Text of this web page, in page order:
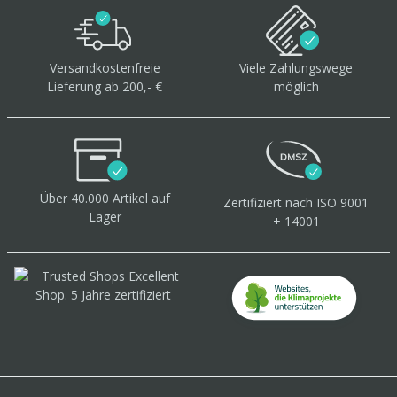
Versandkostenfreie
Lieferung ab 200,- €
Viele Zahlungswege
möglich
Über 40.000 Artikel auf
Lager
Zertifiziert nach ISO 9001
+ 14001